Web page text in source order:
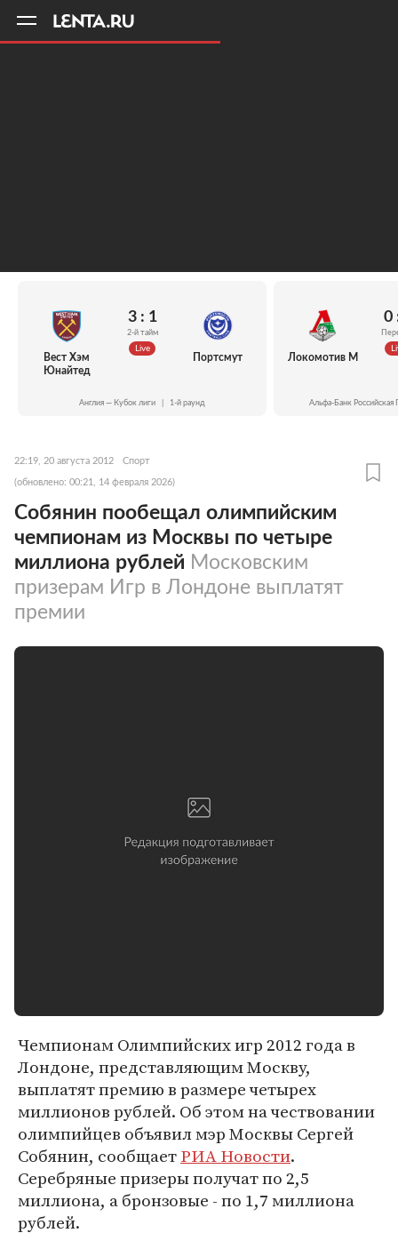
Вест Хэм
Юнайтед
3 : 1
2-й тайм
Live
Портсмут
Англия — Кубок лиги 1-й раунд
Локомотив М
0
Альфа-Банк Российская
22:19, 20 августа 2012 Спорт
(обновлено: 00:21, 14 февраля 2026)
Собянин пообещал олимпийским
чемпионам из Москвы по четыре
миллиона рублей Московским
призерам Игр в Лондоне выплатят
премии
Чемпионам Олимпийских игр 2012 года в
Лондоне, представляющим Москву,
выплатят премию в размере четырех
миллионов рублей. Об этом на чествовании
олимпийцев объявил мэр Москвы Сергей
Собянин, сообщаетРИА Новости.
Серебряные призеры получат по 2,5
миллиона, а бронзовые - по 1,7 миллиона
рублей.